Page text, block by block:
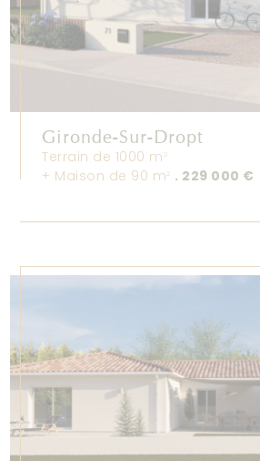
Gironde-Sur-Dropt
Terrain de 1000 m2
+ Maison de 90 m2 . 229 000 €